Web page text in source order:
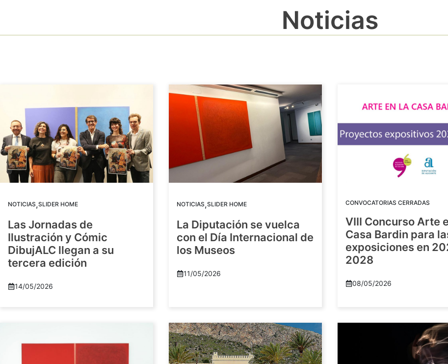
Noticias
NOTICIAS,SLIDER HOME
Las Jornadas de
Ilustración y Cómic
DibujALC llegan a su
tercera edición
14/05/2026
NOTICIAS,SLIDER HOME
La Diputación se vuelca
con el Día Internacional de
los Museos
11/05/2026
CONVOCATORIAS CERRADAS
VIII Concurso Arte
Casa Bardin para
exposiciones en
2028
08/05/2026